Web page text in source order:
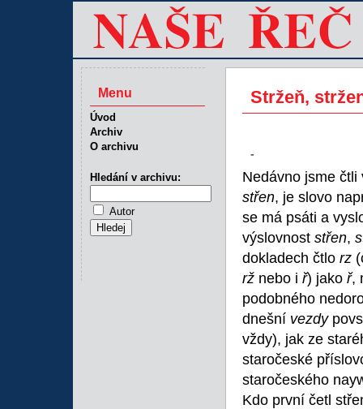
Stržeň,
-
Nedávno jsme
střen, je slovo
se má psáti a
výslovnost střen,
dokladech čtlo rz
rž nebo i ř) jako ř,
podobného
dnešní vezdy
vždy), jak ze
staročeské
staročeského
Kdo první četl
Menu
Úvod
Archiv
O archivu
Hledání v archivu:
Autor